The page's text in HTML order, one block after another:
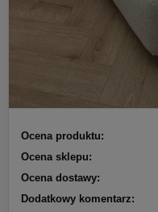
Ocena produktu:
Ocena sklepu:
Ocena dostawy:
Dodatkowy komentarz: